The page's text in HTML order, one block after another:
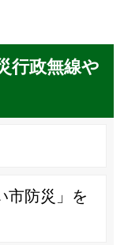
行政無線や
市防災」を